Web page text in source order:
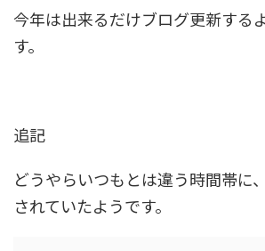
今年は出来るだけブログ更新する
す。
追記
どうやらいつもとは違う時間帯に
されていたようです。